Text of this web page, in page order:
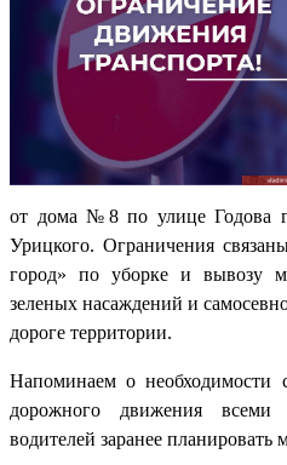
от дома №8 по улице Годова
Урицкого. Ограничения
город» по уборке и вывозу
зеленых насаждений и
дороге территории.
Напоминаем о необходимости
дорожного движения всеми
водителей заранее планировать